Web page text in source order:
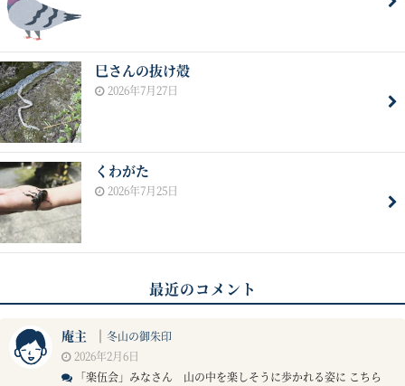
巳さんの抜け殻
2026年7月27日
くわがた
2026年7月25日
最近のコメント
庵主 ｜ 冬山の御朱印
2026年2月6日
「楽伍会」みなさん 山の中を楽しそうに歩かれる姿に こちら